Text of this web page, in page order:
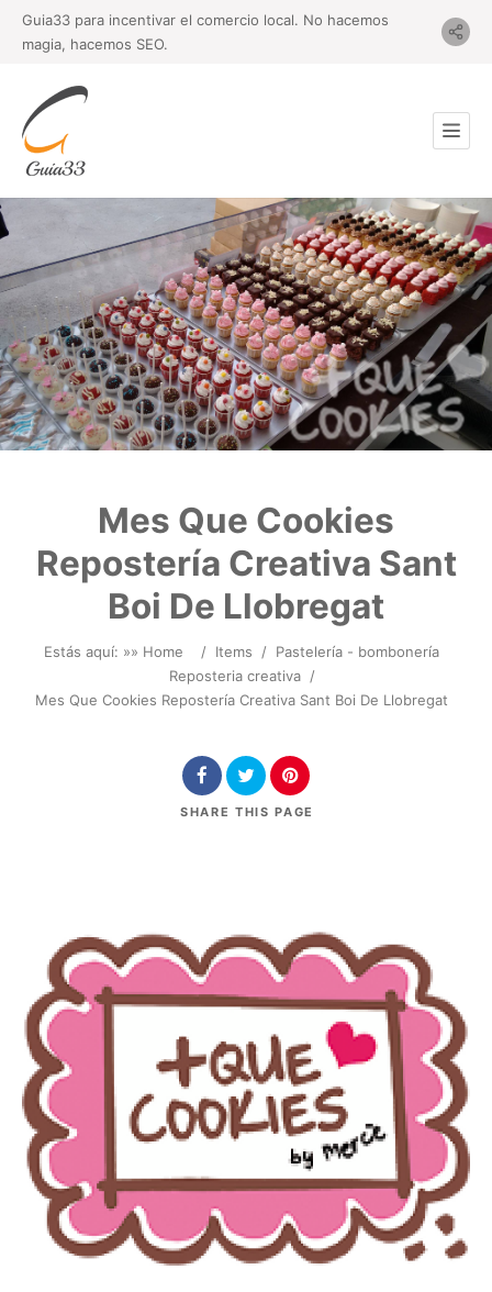
Guia33 para incentivar el comercio local. No hacemos
magia, hacemos SEO.
Mes Que Cookies
Repostería Creativa Sant
Boi De Llobregat
Estás aquí: »» Home / Items / Pastelería - bombonería
Reposteria creativa /
Mes Que Cookies Repostería Creativa Sant Boi De Llobregat
SHARE THIS PAGE